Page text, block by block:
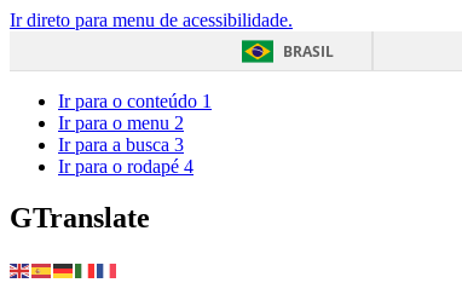
Ir direto para menu de acessibilidade.
BRASIL
Ir para o conteúdo 1
Ir para o menu 2
Ir para a busca 3
Ir para o rodapé 4
GTranslate